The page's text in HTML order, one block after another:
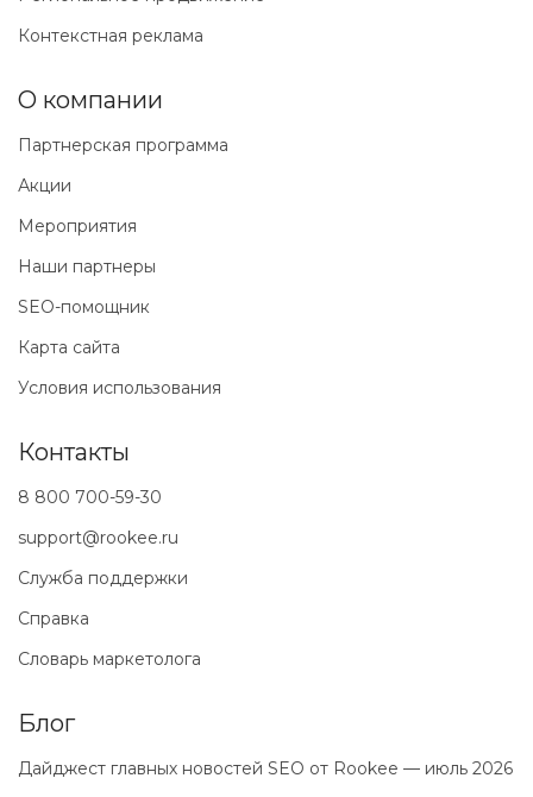
Блог
Дайджест главных новостей SEO от Rookee — июль 2026
Контекстная реклама
О компании
Партнерская программа
Акции
Мероприятия
Наши партнеры
SEO-помощник
Карта сайта
Условия использования
Контакты
8 800 700-59-30
support@rookee.ru
Служба поддержки
Справка
Словарь маркетолога